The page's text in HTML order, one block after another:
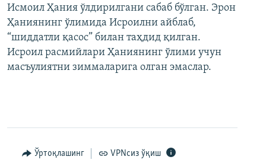
Исмоил Ҳания ўлдирилгани сабаб бўлган. Эрон
Ҳаниянинг ўлимида Исроилни айблаб,
“шиддатли қасос” билан таҳдид қилган.
Исроил расмийлари Ҳаниянинг ўлими учун
масъулиятни зиммаларига олган эмаслар.
Ўртоқлашинг VPNсиз ўқиш